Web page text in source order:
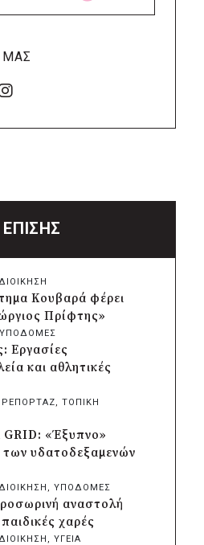
αναστολή
για το
2026
στο έλος
το
του
Έξι συμπεράσματα
των
ΑΡΧΕΛΩΝ
για τη
χελώνες
πρόσβασης
ΜΑΣ
Κουβαρά φέρει
Πρίφτης»
ΥΠΟΔΟΜΕΣ
Εργασίες
και αθλητικές
ΡΕΠΟΡΤΑΖ, ΤΟΠΙΚΗ
GRID: «Έξυπνο»
υδατοδεξαμενών
, ΥΠΟΔΟΜΕΣ
αναστολή
χαρές
, ΥΓΕΙΑ